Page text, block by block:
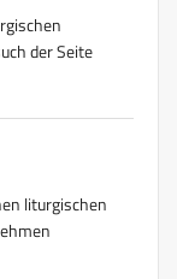
der Seite
liturgischen